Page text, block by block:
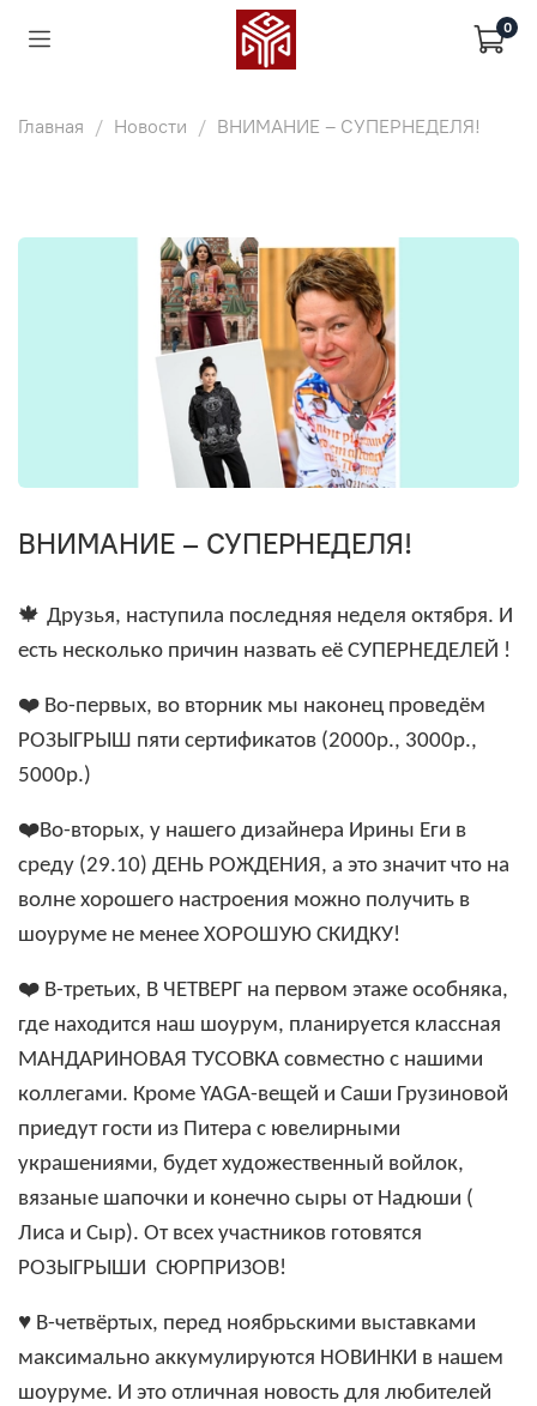
0
Главная Новости ВНИМАНИЕ – СУПЕРНЕДЕЛЯ!
ВНИМАНИЕ – СУПЕРНЕДЕЛЯ!
🍁 Друзья, наступила последняя неделя октября. И
есть несколько причин назвать её СУПЕРНЕДЕЛЕЙ !
❤ ️ Во-первых, во вторник мы наконец проведём
РОЗЫГРЫШ пяти сертификатов (2000р., 3000р.,
5000р.)
❤️Во-вторых, у нашего дизайнера Ирины Еги в
среду (29.10) ДЕНЬ РОЖДЕНИЯ, а это значит что на
волне хорошего настроения можно получить в
шоуруме не менее ХОРОШУЮ СКИДКУ!
❤ ️ В-третьих, В ЧЕТВЕРГ на первом этаже особняка,
где находится наш шоурум, планируется классная
МАНДАРИНОВАЯ ТУСОВКА совместно с нашими
коллегами. Кроме YAGA-вещей и Саши Грузиновой
приедут гости из Питера с ювелирными
украшениями, будет художественный войлок,
вязаные шапочки и конечно сыры от Надюши (
Лиса и Сыр). От всех участников готовятся
РОЗЫГРЫШИ СЮРПРИЗОВ!
♥ ️ В-четвёртых, перед ноябрьскими выставками
максимально аккумулируются НОВИНКИ в нашем
шоуруме. И это отличная новость для любителей